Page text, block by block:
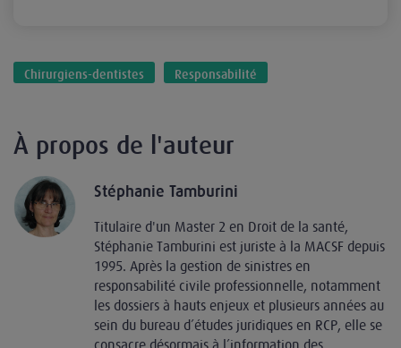
Chirurgiens-dentistes Responsabilité
À propos de l'auteur
Stéphanie Tamburini
Titulaire d'un Master 2 en Droit de la santé,
Stéphanie Tamburini est juriste à la MACSF depuis
1995. Après la gestion de sinistres en
responsabilité civile professionnelle, notamment
les dossiers à hauts enjeux et plusieurs années au
sein du bureau d’études juridiques en RCP, elle se
consacre désormais à l’information des